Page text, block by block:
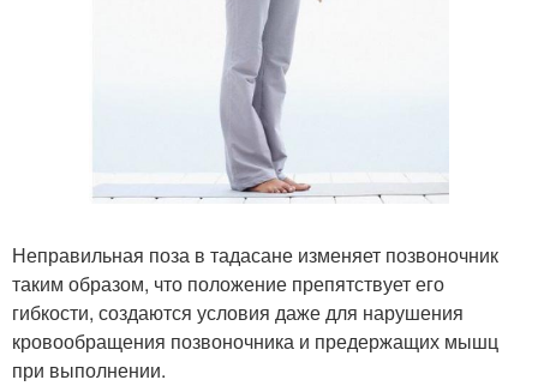
Неправильная поза в тадасане изменяет позвоночник
таким образом, что положение препятствует его
гибкости, создаются условия даже для нарушения
кровообращения позвоночника и предержащих мышц
при выполнении.